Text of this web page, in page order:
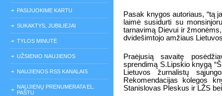
PASIJUOKIME KARTU
SUKAKTYS, JUBILIEJAI
TYLOS MINUTĖ
UŽSIENIO NAUJIENOS
NAUJIENOS RSS KANALAIS
NAUJIENŲ PRENUMERATA EL.
PAŠTU
Pasak knygos autoriaus, “tą
laimė susidurti su
tarnavimą Dievui ir
dvidešimtojo amžiaus
Praėjusią savaitę
sprendimą S.Lipskio knygą
Lietuvos žurnalistų
Rekomendacijas kolegos
Stanislovas Pleskus ir LŽS